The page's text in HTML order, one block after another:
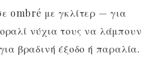
ombré με γκλίτερ — για
νύχια τους να λάμπουν
βραδινή έξοδο ή παραλία.